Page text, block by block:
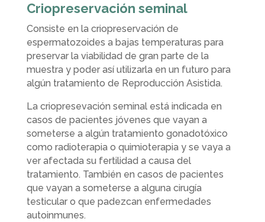
Criopreservación seminal
Consiste en la criopreservación de
espermatozoides a bajas temperaturas para
preservar la viabilidad de gran parte de la
muestra y poder así utilizarla en un futuro para
algún tratamiento de Reproducción Asistida.
La criopresevación seminal está indicada en
casos de pacientes jóvenes que vayan a
someterse a algún tratamiento gonadotóxico
como radioterapia o quimioterapia y se vaya a
ver afectada su fertilidad a causa del
tratamiento. También en casos de pacientes
que vayan a someterse a alguna cirugía
testicular o que padezcan enfermedades
autoinmunes.